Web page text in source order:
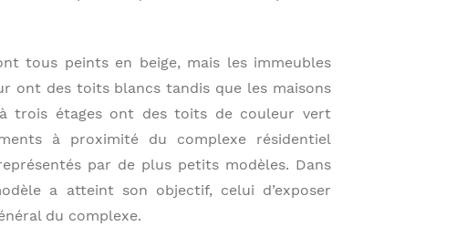
tous peints en beige, mais les immeubles
ont des toits blancs tandis que les maisons
trois étages ont des toits de couleur vert
à proximité du complexe résidentiel
par de plus petits modèles. Dans
a atteint son objectif, celui d’exposer
du complexe.